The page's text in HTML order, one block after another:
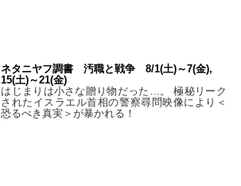
ネタニヤフ調書 汚職と戦争 8/1(土)～7(金),
15(土)～21(金)
はじまりは小さな贈り物だった…。 極秘リーク
されたイスラエル首相の警察尋問映像により＜
恐るべき真実＞が暴かれる！